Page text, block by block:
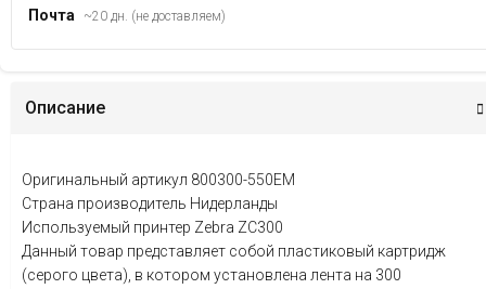
Почта ~20 дн. (не доставляем)
Описание
Оригинальный артикул 800300-550EM
Страна производитель Нидерланды
Используемый принтер Zebra ZC300
Данный товар представляет собой пластиковый картридж
(серого цвета), в котором установлена лента на 300